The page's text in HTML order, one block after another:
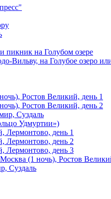
пикник на Голубом озере
Вильву, на Голубое озеро
Ростов Великий, день 1
Ростов Великий, день 2
Суздаль
Удмуртии»)
Лермонтово, день 1
Лермонтово, день 2
Лермонтово, день 3
(1 ночь), Ростов
Суздаль